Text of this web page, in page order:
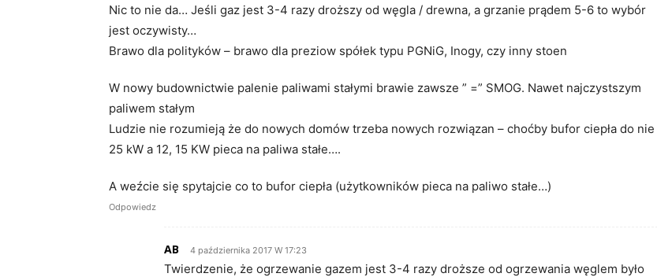
Nic to nie da… Jeśli gaz jest 3-4 razy droższy od węgla / drewna, a grzanie prądem 5-6 to wybór
jest oczywisty…
Brawo dla polityków – brawo dla preziow spółek typu PGNiG, Inogy, czy inny stoen
W nowy budownictwie palenie paliwami stałymi brawie zawsze ” =” SMOG. Nawet najczystszym
paliwem stałym
Ludzie nie rozumieją że do nowych domów trzeba nowych rozwiązan – choćby bufor ciepła do nie
25 kW a 12, 15 KW pieca na paliwa stałe….
A weźcie się spytajcie co to bufor ciepła (użytkowników pieca na paliwo stałe…)
Odpowiedz
AB 4 października 2017 W 17:23
Twierdzenie, że ogrzewanie gazem jest 3-4 razy droższe od ogrzewania węglem było